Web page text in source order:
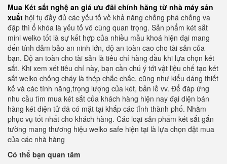
Mua Két sắt nghệ an giá ưu đãi chính hãng từ nhà máy sản
xuất hội tụ đầy đủ các yếu tố về khả năng chống phá chống va
đập thì ổ khóa là yếu tố vô cùng quan trọng. Sản phẩm két sắt
mini welko tốt là sự kết hợp của nhiều mẫu khoá hiện đại mang
đến tính đảm bảo an ninh lớn, độ an toàn cao cho tài sản của
bạn. Độ an toàn cho tài sản là tiêu chí hàng đầu khi lựa chọn két
sắt. Khi xem xét tiêu chí này, bạn cần chú ý tới vật liệu chế tạo két
sắt welko chống cháy là thép chắc chắc, cũng như kiểu dáng thiết
kế và các tính năng,trọng lượng của két, bản lề vv. Để đáp ứng
nhu cầu tìm mua két sắt của khách hàng hiện nay đại diện bán
hàng két điện tử đã có mặt tại khắp các tỉnh thành phố. Nhằm
phục vụ tốt nhất cho khách hàng. Các loại sản phẩm két sắt gắn
tường mang thương hiệu welko safe hiện tại là lựa chọn đặt mua
của các nhà hàng
Có thể bạn quan tâm